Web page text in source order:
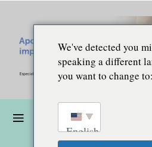
We've detected you
speaking a different
you want to change to:
English